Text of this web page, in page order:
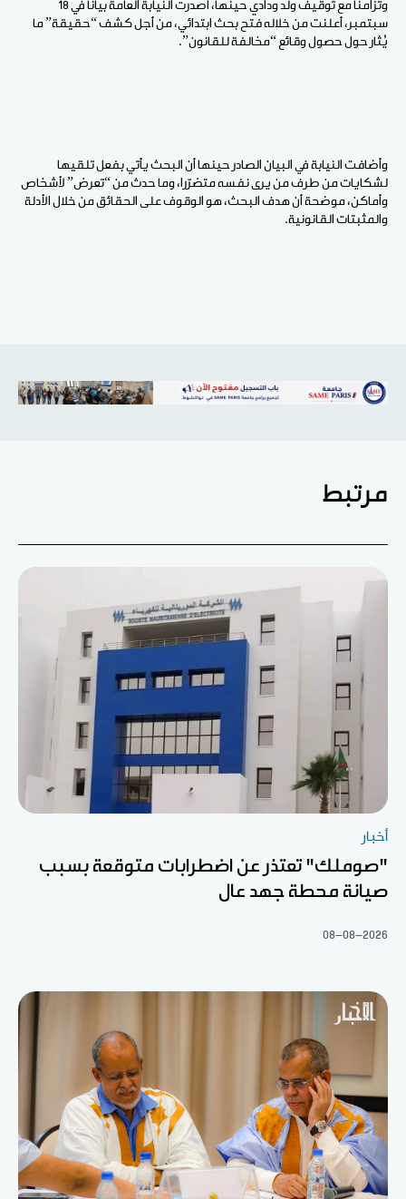
وتزامنا مع توقيف ولد ودادي حينها، أصدرت النيابة العامة بيانا في 18
سبتمبر، أعلنت من خلاله فتح بحث ابتدائي، من أجل كشف “حقيقة” ما
يُثار حول حصول وقائع “مخالفة للقانون”.
وأضافت النيابة في البيان الصادر حينها أن البحث يأتي بفعل تلقيها
لشكايات من طرف من يرى نفسه متضرّرا، وما حدث من “تعرض” لأشخاص
وأماكن، موضحة أن هدف البحث، هو الوقوف على الحقائق من خلال الأدلة
والمثبتات القانونية.
مرتبط
أخبار
"صوملك" تعتذر عن اضطرابات متوقعة بسبب
صيانة محطة جهد عال
08-08-2026